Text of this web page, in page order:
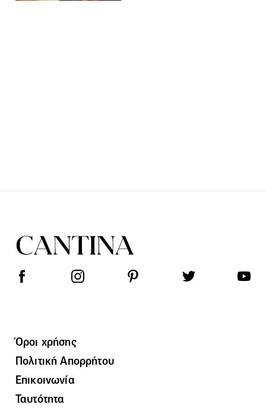
Όροι χρήσης
Πολιτική Απορρήτου
Επικοινωνία
Ταυτότητα